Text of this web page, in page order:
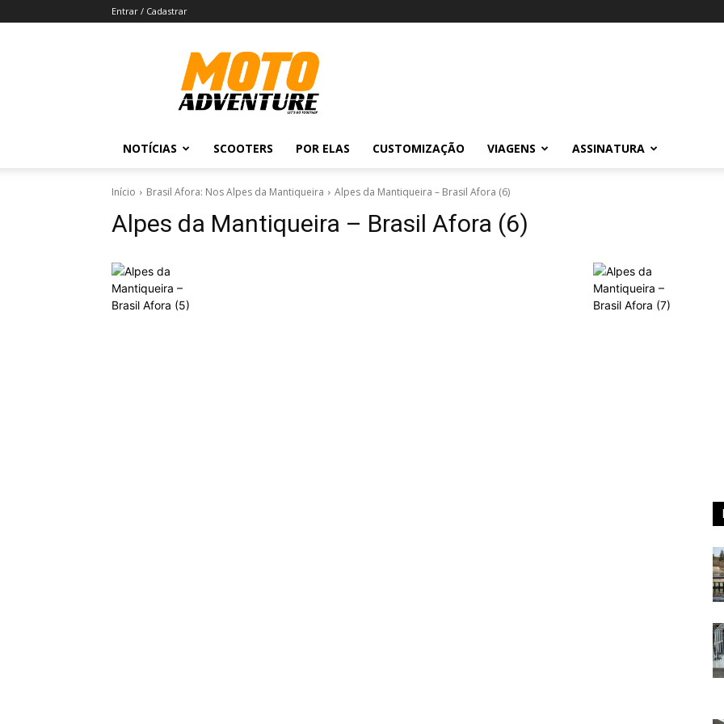
Entrar / Cadastrar
Revista
Moto
Adventure
NOTÍCIAS SCOOTERS POR ELAS CUSTOMIZAÇÃO VIAGENS ASSINATURA
Início Brasil Afora: Nos Alpes da Mantiqueira Alpes da Mantiqueira – Brasil Afora (6)
Alpes da Mantiqueira – Brasil Afora (6)